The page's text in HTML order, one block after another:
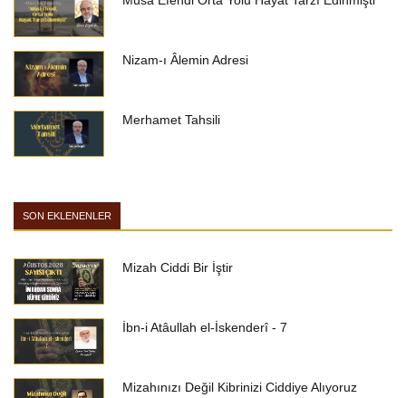
Nizam-ı Âlemin Adresi
Merhamet Tahsili
SON EKLENENLER
Mizah Ciddi Bir İştir
İbn-i Atâullah el-İskenderî - 7
Mizahınızı Değil Kibrinizi Ciddiye Alıyoruz